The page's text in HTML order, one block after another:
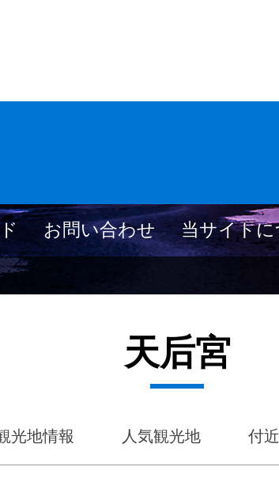
お問い合わせ 当サイト
天后宮
光地情報 人気観光地 付